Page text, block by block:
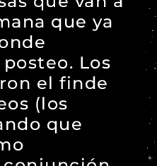
que ya
Los
el finde
(los
que